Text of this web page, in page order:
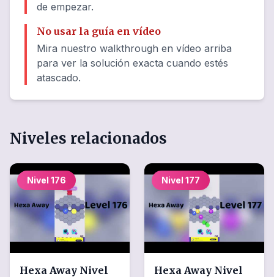
de empezar.
No usar la guía en vídeo
Mira nuestro walkthrough en vídeo arriba
para ver la solución exacta cuando estés
atascado.
Niveles relacionados
Nivel 176
Hexa Away Nivel
Nivel 177
Hexa Away Nivel